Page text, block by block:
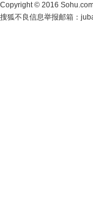
Copyright© 2016
搜狐不良信息举报邮箱：